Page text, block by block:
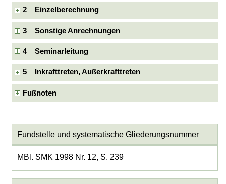
2 Einzelberechnung
3 Sonstige Anrechnungen
4 Seminarleitung
5 Inkrafttreten, Außerkrafttreten
Fußnoten
Fundstelle und systematische Gliederungsnummer
MBl. SMK 1998 Nr. 12, S. 239